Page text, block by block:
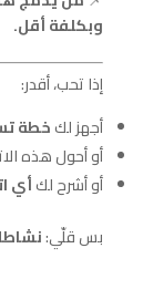
وبكلفة أقل.
إذا تحب، أقدر:
أجهز لكخطة تسويق
أو أحول هذه
أو أشرح لكأي
بس قلّي: